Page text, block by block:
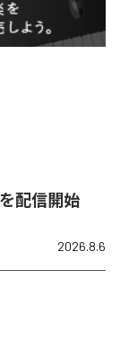
配信開始
2026.8.6